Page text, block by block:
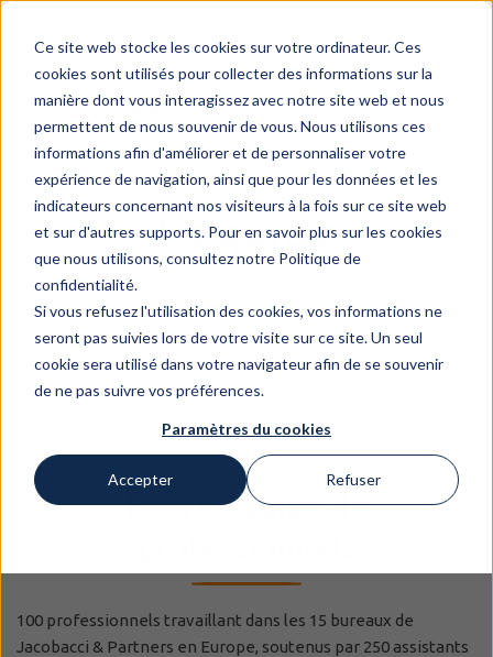
Ce site web stocke les cookies sur votre ordinateur. Ces
cookies sont utilisés pour collecter des informations sur la
manière dont vous interagissez avec notre site web et nous
permettent de nous souvenir de vous. Nous utilisons ces
informations afin d'améliorer et de personnaliser votre
expérience de navigation, ainsi que pour les données et les
indicateurs concernant nos visiteurs à la fois sur ce site web
et sur d'autres supports. Pour en savoir plus sur les cookies
que nous utilisons, consultez notre Politique de
confidentialité.
Si vous refusez l'utilisation des cookies, vos informations ne
seront pas suivies lors de votre visite sur ce site. Un seul
cookie sera utilisé dans votre navigateur afin de se souvenir
de ne pas suivre vos préférences.
Paramètres du cookies
Accepter Refuser
L'équipe
Notre équipe de
100 professionnels travaillant dans les 15 bureaux de
Jacobacci & Partners en Europe, soutenus par 250 assistants